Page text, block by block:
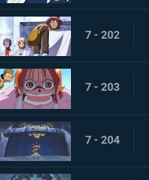
7 - 202
7 - 203
7 - 204